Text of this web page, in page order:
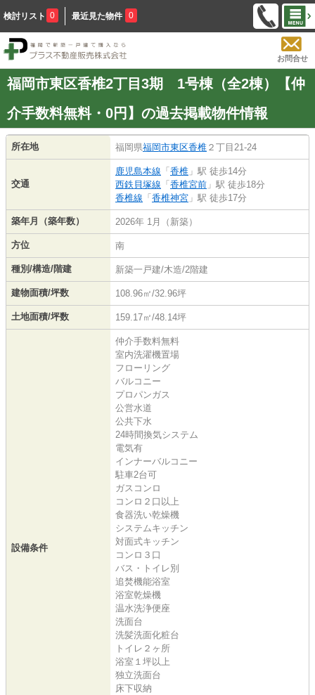
検討リスト 0 最近見た物件 0
お問合せ
福岡市東区香椎2丁目3期 1号棟（全2棟）【仲
介手数料無料・0円】の過去掲載物件情報
所在地 福岡県福岡市東区香椎 ２丁目21-24
交通
鹿児島本線 「 香椎 」駅 徒歩14分
西鉄貝塚線 「 香椎宮前 」駅 徒歩18分
香椎線 「 香椎神宮 」駅 徒歩17分
築年月（築年数） 2026年 1月（新築）
方位 南
種別/構造/階建 新築一戸建/木造/2階建
建物面積/坪数 108.96㎡/32.96坪
土地面積/坪数 159.17㎡/48.14坪
設備条件
仲介手数料無料
室内洗濯機置場
フローリング
バルコニー
プロパンガス
公営水道
公共下水
24時間換気システム
電気有
インナーバルコニー
駐車2台可
ガスコンロ
コンロ２口以上
食器洗い乾燥機
システムキッチン
対面式キッチン
コンロ３口
バス・トイレ別
追焚機能浴室
浴室乾燥機
温水洗浄便座
洗面台
洗髪洗面化粧台
トイレ２ヶ所
浴室１坪以上
独立洗面台
床下収納